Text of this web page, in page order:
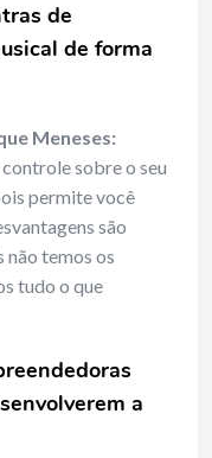
de
de forma
Meneses:
sobre o seu
permite você
são
não temos os
tudo o que
a